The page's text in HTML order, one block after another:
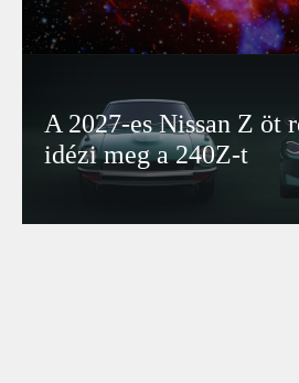
A 2027-es Nissan Z öt
idézi meg a 240Z-t